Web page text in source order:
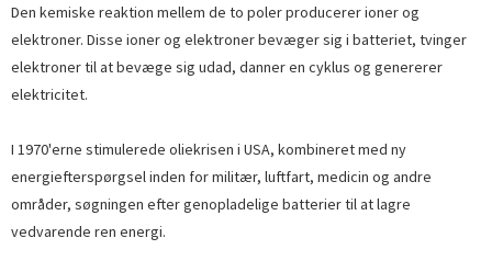
Den kemiske reaktion mellem de to poler producerer ioner og
elektroner. Disse ioner og elektroner bevæger sig i batteriet, tvinger
elektroner til at bevæge sig udad, danner en cyklus og genererer
elektricitet.
I 1970'erne stimulerede oliekrisen i USA, kombineret med ny
energiefterspørgsel inden for militær, luftfart, medicin og andre
områder, søgningen efter genopladelige batterier til at lagre
vedvarende ren energi.